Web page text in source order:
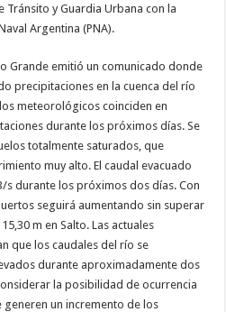
y Guardia Urbana con la
Argentina (PNA).
Grande emitió un comunicado donde
precipitaciones en la cuenca del río
meteorológicos coinciden en
durante los próximos días. Se
totalmente saturados, que
muy alto. El caudal evacuado
s durante los próximos dos días. Con
seguirá aumentando sin superar
m en Salto. Las actuales
que los caudales del río se
durante aproximadamente dos
la posibilidad de ocurrencia
un incremento de los